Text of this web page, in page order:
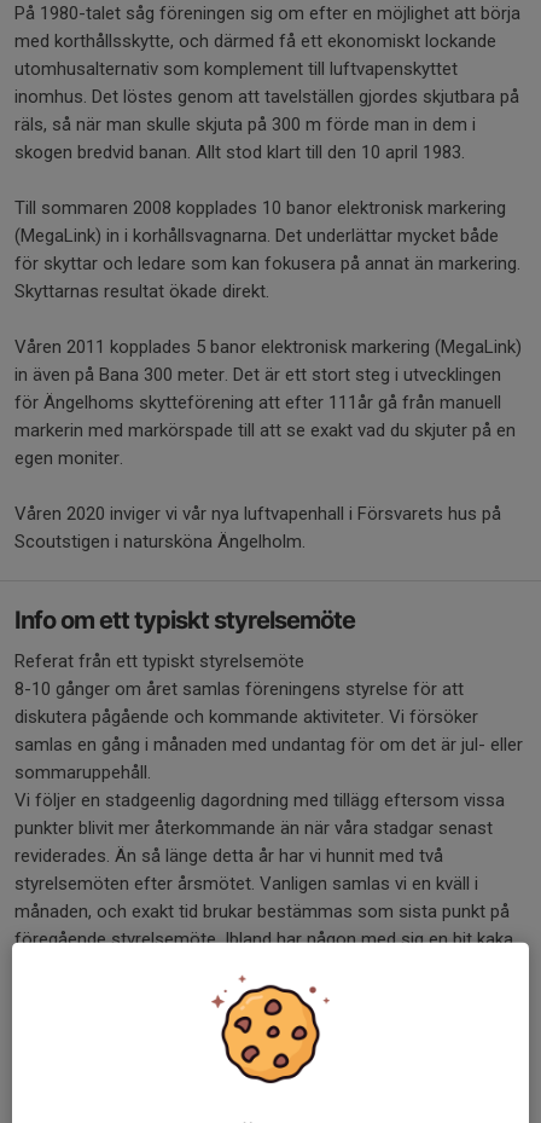
På 1980-talet såg föreningen sig om efter en möjlighet att börja
med korthållsskytte, och därmed få ett ekonomiskt lockande
utomhusalternativ som komplement till luftvapenskyttet
inomhus. Det löstes genom att tavelställen gjordes skjutbara på
räls, så när man skulle skjuta på 300 m förde man in dem i
skogen bredvid banan. Allt stod klart till den 10 april 1983.
Till sommaren 2008 kopplades 10 banor elektronisk markering
(MegaLink) in i korhållsvagnarna. Det underlättar mycket både
för skyttar och ledare som kan fokusera på annat än markering.
Skyttarnas resultat ökade direkt.
Våren 2011 kopplades 5 banor elektronisk markering (MegaLink)
in även på Bana 300 meter. Det är ett stort steg i utvecklingen
för Ängelhoms skytteförening att efter 111år gå från manuell
markerin med markörspade till att se exakt vad du skjuter på en
egen moniter.
Våren 2020 inviger vi vår nya luftvapenhall i Försvarets hus på
Scoutstigen i natursköna Ängelholm.
Info om ett typiskt styrelsemöte
Referat från ett typiskt styrelsemöte
8-10 gånger om året samlas föreningens styrelse för att
diskutera pågående och kommande aktiviteter. Vi försöker
samlas en gång i månaden med undantag för om det är jul- eller
sommaruppehåll.
Vi följer en stadgeenlig dagordning med tillägg eftersom vissa
punkter blivit mer återkommande än när våra stadgar senast
reviderades. Än så länge detta år har vi hunnit med två
styrelsemöten efter årsmötet. Vanligen samlas vi en kväll i
månaden, och exakt tid brukar bestämmas som sista punkt på
föregående styrelsemöte. Ibland har någon med sig en bit kaka
styrelsemöte varar. Ibland kan det bli livliga diskussioner och
ibland är det enkelt att finna konsensus. Taket är högt och
diversiteten i vår styrelse är god med representanter från flera
skyttediscipliner, ålder, yrken och kön. Alla får ge sin syn på